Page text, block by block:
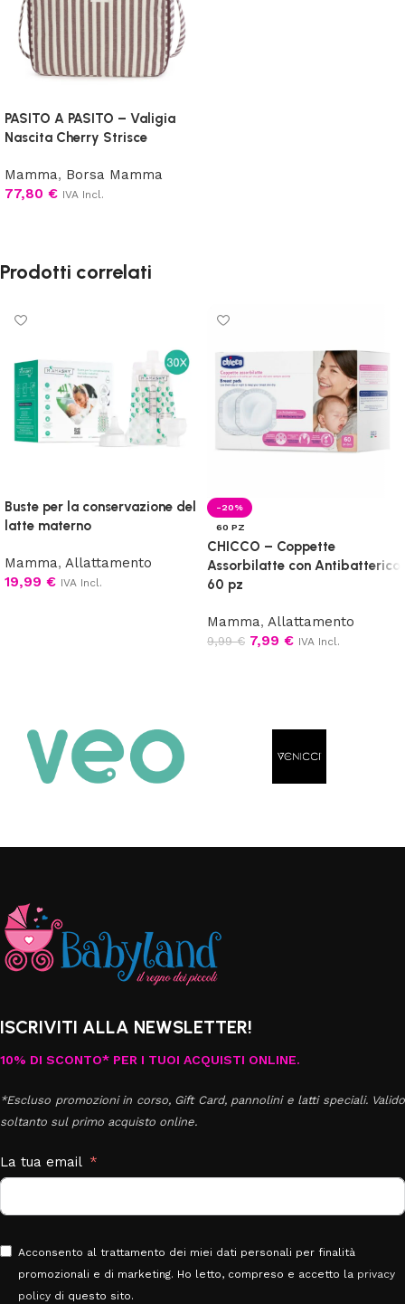
PASITO A PASITO – Valigia
Nascita Cherry Strisce
Mamma, Borsa Mamma
77,80 € IVA Incl.
Prodotti correlati
Buste per la conservazione del
latte materno
Mamma, Allattamento
19,99 € IVA Incl.
-20%
60 PZ
CHICCO – Coppette
Assorbilatte con Antibatterico
60 pz
Mamma, Allattamento
9,99€ 7,99 € IVA Incl.
ISCRIVITI ALLA NEWSLETTER!
10% DI SCONTO* PER I TUOI ACQUISTI ONLINE.
*Escluso promozioni in corso, Gift Card, pannolini e latti speciali. Valido
soltanto sul primo acquisto online.
La tua email
Acconsento al trattamento dei miei dati personali per finalità
promozionali e di marketing. Ho letto, compreso e accetto la privacy
policy di questo sito.